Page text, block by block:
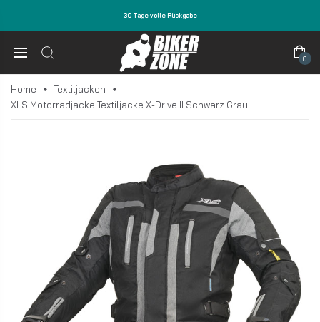
30 Tage volle Rückgabe
0
Home
Textiljacken
XLS Motorradjacke Textiljacke X-Drive II Schwarz Grau